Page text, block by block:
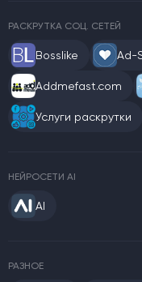
РАСКРУТКА СОЦ. СЕТЕЙ
Bosslike Ad-
Addmefast.com
Услуги раскрутки
НЕЙРОСЕТИ AI
AI
РАЗНОЕ